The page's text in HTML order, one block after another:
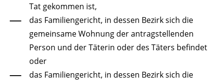
Tat gekommen ist,
das Familiengericht, in dessen Bezirk sich die
gemeinsame Wohnung der antragstellenden
Person und der Täterin oder des Täters befindet
oder
das Familiengericht, in dessen Bezirk sich die